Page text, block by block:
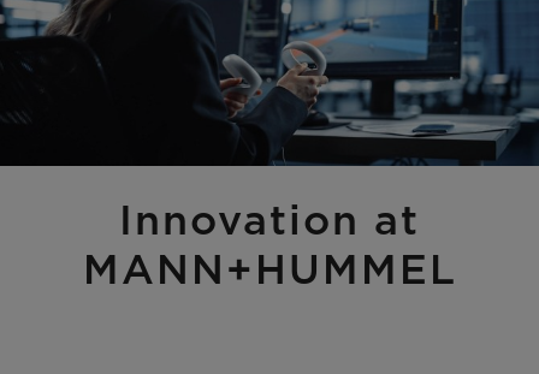
Innovation at
MANN+HUMMEL